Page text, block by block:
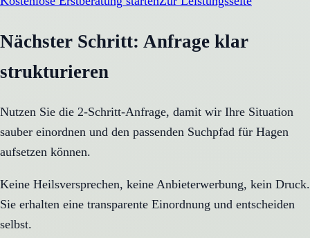
Nächster Schritt: Anfrage klar
strukturieren
Nutzen Sie die 2-Schritt-Anfrage, damit wir Ihre Situation
sauber einordnen und den passenden Suchpfad für Hagen
aufsetzen können.
Keine Heilsversprechen, keine Anbieterwerbung, kein Druck.
Sie erhalten eine transparente Einordnung und entscheiden
selbst.